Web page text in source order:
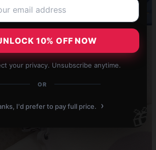
10% OFF NOW
your privacy. Unsubscribe anytime.
OR
I'd prefer to pay full price. ›